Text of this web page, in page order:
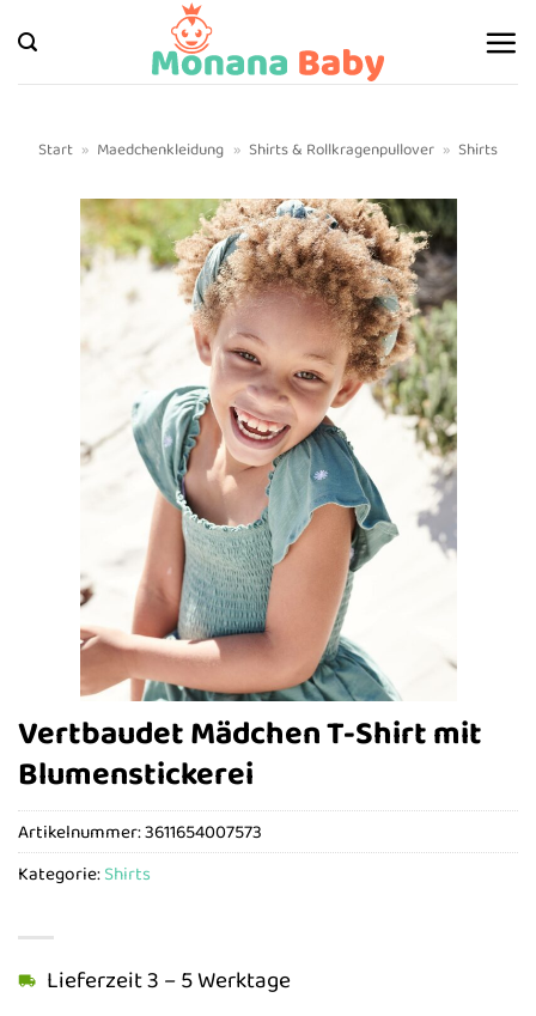
Inhalt
springen
Start » Maedchenkleidung » Shirts & Rollkragenpullover » Shirts
Vertbaudet Mädchen T-Shirt mit
Blumenstickerei
Lieferzeit 3 – 5 Werktage
Artikelnummer:3611654007573
Kategorie:Shirts